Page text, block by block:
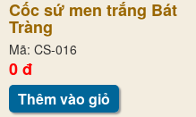
Cốc sứ men trắng Bát
Tràng
Mã: CS-016
0 đ
Thêm vào giỏ